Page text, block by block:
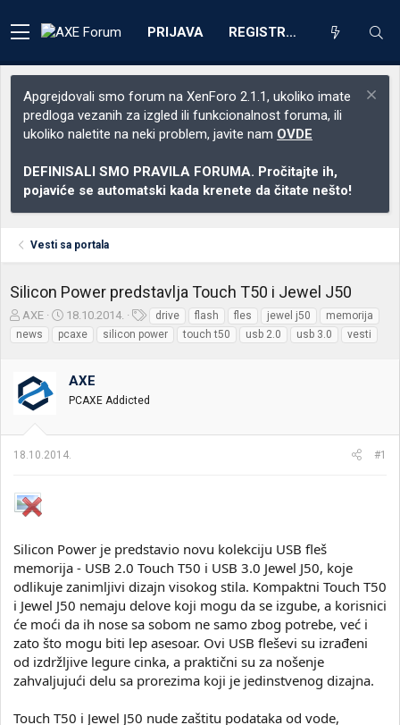
PRIJAVA REGISTRACIJA
Apgrejdovali smo forum na XenForo 2.1.1, ukoliko imate
predloga vezanih za izgled ili funkcionalnost foruma, ili
ukoliko naletite na neki problem, javite nam OVDE
DEFINISALI SMO PRAVILA FORUMA. Pročitajte ih,
pojaviće se automatski kada krenete da čitate nešto!
Vesti sa portala
Silicon Power predstavlja Touch T50 i Jewel J50
Z
a
č
t
n
e
e
AXE
D
a
t
m
p
e
18.10.2014.
z
n
e
drive flash fles jewel j50
memorija
news
pcaxe silicon power touch t50 usb 2.0 usb 3.0 vesti
AXE
PCAXE Addicted
18.10.2014. #1
Silicon Power je predstavio novu kolekciju USB fleš
memorija - USB 2.0 Touch T50 i USB 3.0 Jewel J50, koje
odlikuje zanimljivi dizajn visokog stila. Kompaktni Touch T50
i Jewel J50 nemaju delove koji mogu da se izgube, a korisnici
će moći da ih nose sa sobom ne samo zbog potrebe, već i
zato što mogu biti lep asesoar. Ovi USB fleševi su izrađeni
od izdržljive legure cinka, a praktični su za nošenje
zahvaljujući delu sa prorezima koji je jedinstvenog dizajna.
Touch T50 i Jewel J50 nude zaštitu podataka od vode,